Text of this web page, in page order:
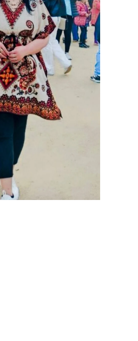
AKTUALITET
VERA GJONAJ – NJË EMËR I
NJOHUR I DIASPORËS
SHQIPTARE NË ITALI
Gjin Musa 20 Shtator 2025